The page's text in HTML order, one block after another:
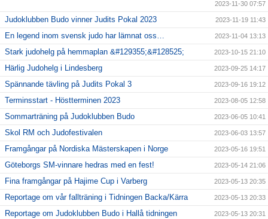
2023-11-30 07:57
Judoklubben Budo vinner Judits Pokal 2023 2023-11-19 11:43
En legend inom svensk judo har lämnat oss… 2023-11-04 13:13
Stark judohelg på hemmaplan &#129355;&#128525; 2023-10-15 21:10
Härlig Judohelg i Lindesberg 2023-09-25 14:17
Spännande tävling på Judits Pokal 3 2023-09-16 19:12
Terminsstart - Höstterminen 2023 2023-08-05 12:58
Sommarträning på Judoklubben Budo 2023-06-05 10:41
Skol RM och Judofestivalen 2023-06-03 13:57
Framgångar på Nordiska Mästerskapen i Norge 2023-05-16 19:51
Göteborgs SM-vinnare hedras med en fest! 2023-05-14 21:06
Fina framgångar på Hajime Cup i Varberg 2023-05-13 20:35
Reportage om vår fallträning i Tidningen Backa/Kärra 2023-05-13 20:33
Reportage om Judoklubben Budo i Hallå tidningen 2023-05-13 20:31